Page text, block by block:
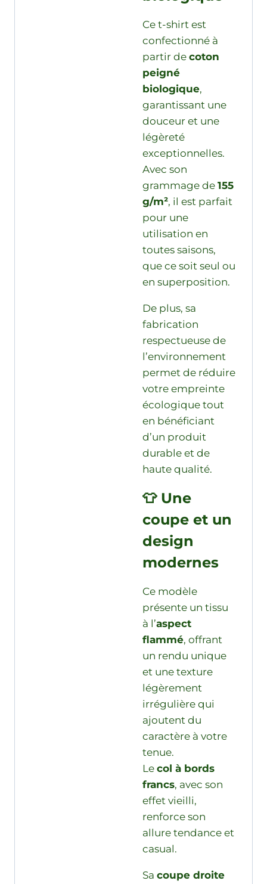
Ce t-shirt est
confectionné à
partir decoton
peigné
biologique,
garantissant une
douceur et une
légèreté
exceptionnelles.
Avec son
grammage de155
g/m², il est parfait
pour une
utilisation en
toutes saisons,
que ce soit seul ou
en superposition.
De plus, sa
fabrication
respectueuse de
l’environnement
permet de réduire
votre empreinte
écologique tout
en bénéficiant
d’un produit
durable et de
haute qualité.
👕 Une
coupe et un
design
modernes
Ce modèle
présente un tissu
à l’aspect
flammé, offrant
un rendu unique
et une texture
légèrement
irrégulière qui
ajoutent du
caractère à votre
tenue.
Lecol à bords
francs, avec son
effet vieilli,
renforce son
allure tendance et
casual.
Sacoupe droite